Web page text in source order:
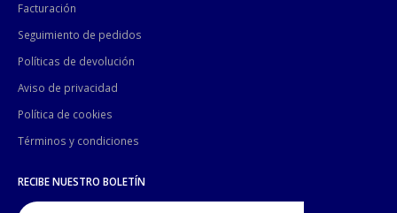
Facturación
Seguimiento de pedidos
Políticas de devolución
Aviso de privacidad
Política de cookies
Términos y condiciones
RECIBE NUESTRO BOLETÍN